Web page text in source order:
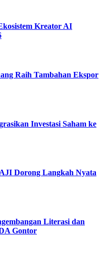
Kreator AI
Raih Tambahan Ekspor
Investasi Saham ke
Dorong Langkah Nyata
Literasi dan
Gontor